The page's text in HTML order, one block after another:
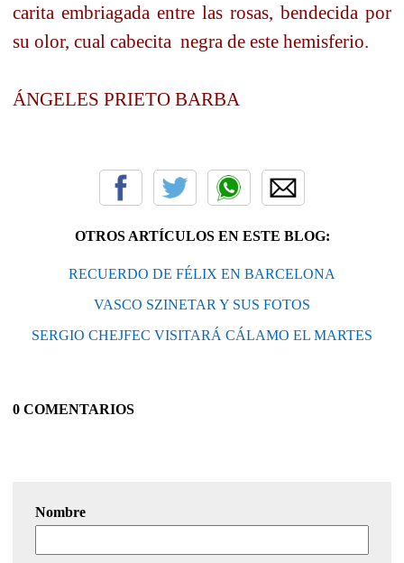
carita embriagada entre las rosas, bendecida por
su olor, cual cabecita negra de este hemisferio.
ÁNGELES PRIETO BARBA
OTROS ARTÍCULOS EN ESTE BLOG:
RECUERDO DE FÉLIX EN BARCELONA
VASCO SZINETAR Y SUS FOTOS
SERGIO CHEJFEC VISITARÁ CÁLAMO EL MARTES
0 COMENTARIOS
Nombre